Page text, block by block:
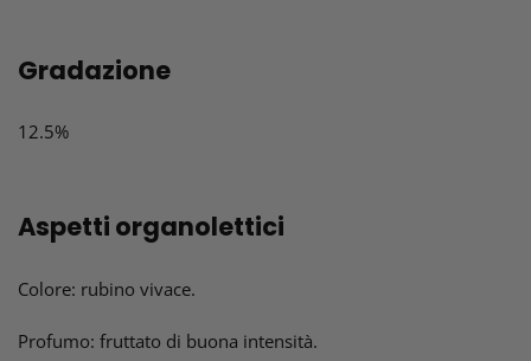
Gradazione
12.5%
Aspetti organolettici
Colore: rubino vivace.
Profumo: fruttato di buona intensità.